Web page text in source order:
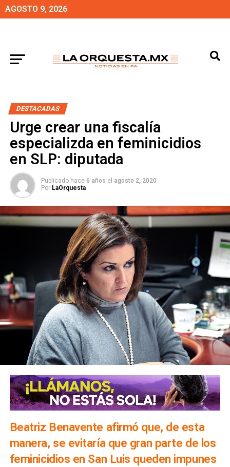
AGOSTO 9, 2026
DESTACADAS
Urge crear una fiscalía
especializda en feminicidios
en SLP: diputada
Publicado hace 6 años el agosto 2, 2020
Por LaOrquesta
Beatriz Benavente afirmó que, de esta
manera, se evitaría que gran parte de los
feminicidios en San Luis queden impunes